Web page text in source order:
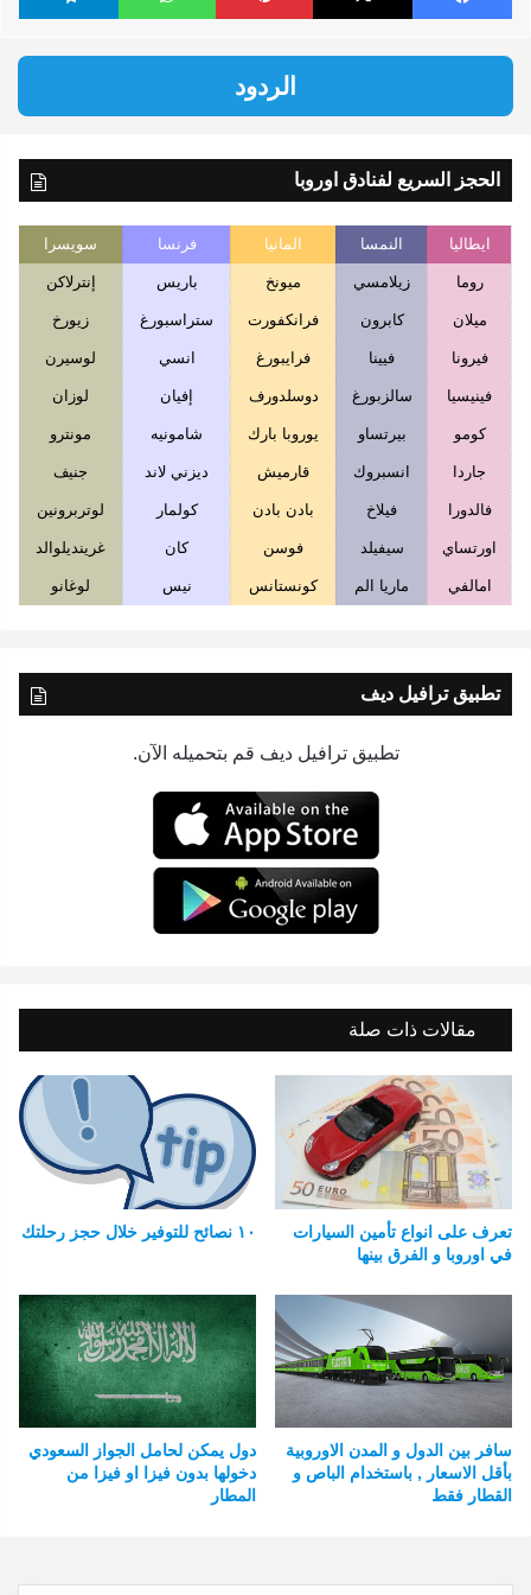
الردود
الحجز السريع لفنادق اوروبا
ايطاليا النمسا المانيا فرنسا سويسرا
روما زيلامسي ميونخ باريس إنترلاكن
ميلان كابرون فرانكفورت ستراسبورغ زيورخ
فيرونا فيينا فرايبورغ انسي لوسيرن
فينيسيا سالزبورغ دوسلدورف إفيان لوزان
كومو بيرتساو يوروبا بارك شامونيه مونترو
جاردا انسبروك قارميش ديزني لاند جنيف
فالدورا فيلاخ بادن بادن كولمار لوتربرونين
اورتساي سيفيلد فوسن كان غرينديلوالد
امالفي ماريا الم كونستانس نيس لوغانو
تطبيق ترافيل ديف
تطبيق ترافيل ديف قم بتحميله الآن.
مقالات ذات صلة
١٠ نصائح للتوفير خلال حجز رحلتك
تعرف على انواع تأمين السيارات
في اوروبا و الفرق بينها
دول يمكن لحامل الجواز السعودي
دخولها بدون فيزا او فيزا من
المطار
سافر بين الدول و المدن الاوروبية
بأقل الاسعار , باستخدام الباص و
القطار فقط